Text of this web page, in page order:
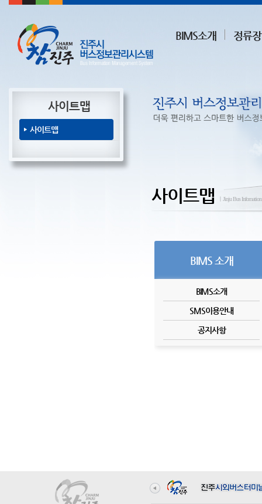
BIMS소개 정류
사이트맵
사이트맵
사이트맵 ㅣJinju Bus
BIMS 소개
BIMS소개
SMS이용안내
공지사항